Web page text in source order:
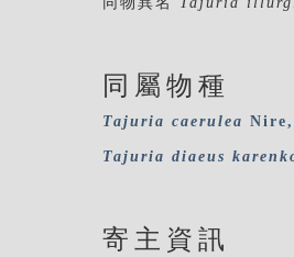
同屬物種
Tajuria caerulea Nire,
Tajuria diaeus
寄主資訊